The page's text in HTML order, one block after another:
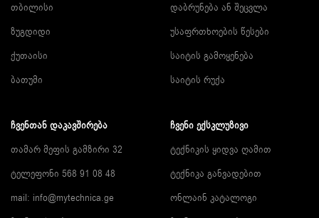
თბილისი
ზუგდიდი
ქუთაისი
ბათუმი
დაბრუნება ან შეცვლა
უსაფრთხოების წესები
საიტის გამოყენება
საიტის რუქა
ᲩᲕᲔᲜᲗᲐᲜ ᲓᲐᲙᲐᲕᲨᲘᲠᲔᲑᲐ
თამარ მეფის გამზირი 32
ტელეფონი 568 91 08 48
mail: info@mytechnica.ge
ᲩᲕᲔᲜᲘ ᲔᲥᲡᲙᲚᲣᲖᲘᲕᲘ
ტექნიკის ყიდვა ღამით
ტექნიკა განვადებით
ონლაინ კატალოგი